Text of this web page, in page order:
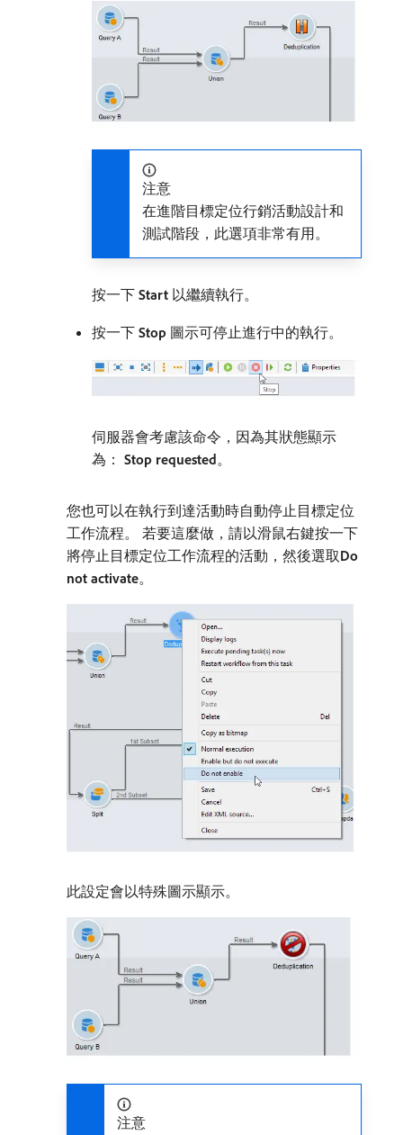
注意
在進階目標定位行銷活動設計和
測試階段，此選項非常有用。
按一下​ Start ​以繼續執行。
按一下​ Stop ​圖示可停止進行中的執行。
伺服器會考慮該命令，因為其狀態顯示
為： Stop requested。
您也可以在執行到達活動時自動停止目標定位
工作流程。 若要這麼做，請以滑鼠右鍵按一下
將停止目標定位工作流程的活動，然後選取​Do
not activate。
此設定會以特殊圖示顯示。
注意